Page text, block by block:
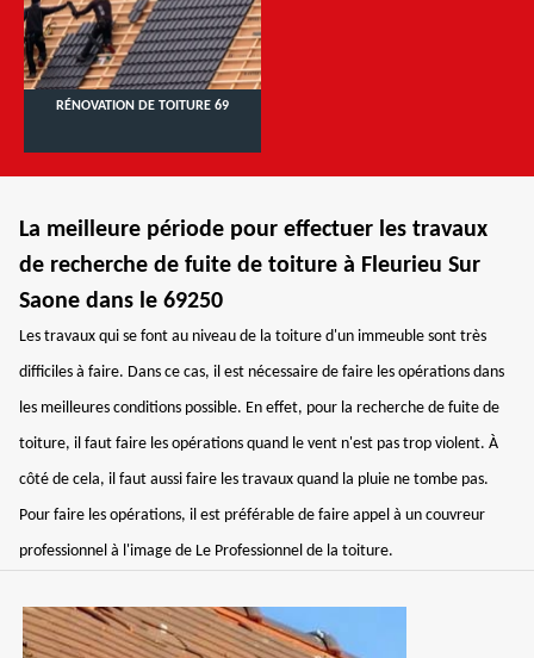
RÉNOVATION DE TOITURE 69
La meilleure période pour effectuer les travaux
de recherche de fuite de toiture à Fleurieu Sur
Saone dans le 69250
Les travaux qui se font au niveau de la toiture d'un immeuble sont très
difficiles à faire. Dans ce cas, il est nécessaire de faire les opérations dans
les meilleures conditions possible. En effet, pour la recherche de fuite de
toiture, il faut faire les opérations quand le vent n'est pas trop violent. À
côté de cela, il faut aussi faire les travaux quand la pluie ne tombe pas.
Pour faire les opérations, il est préférable de faire appel à un couvreur
professionnel à l'image de Le Professionnel de la toiture.